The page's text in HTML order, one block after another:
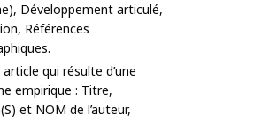
Développement articulé,
Références
qui résulte d’une
empirique : Titre,
et NOM de l’auteur,